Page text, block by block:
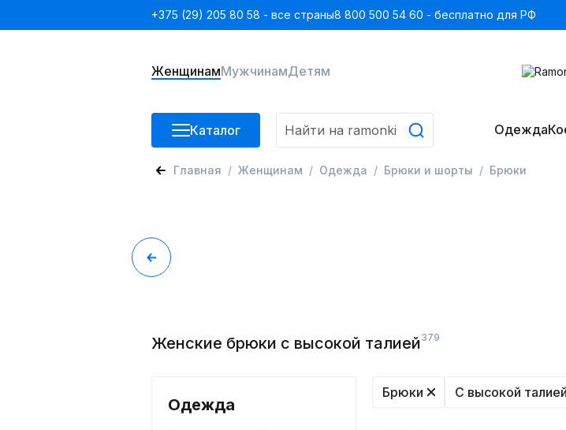
+375 (29) 205 80 58 - все страны8 800 500 54 60 - бесплатно для РФ
ЖенщинамМужчинамДетям
Каталог Одежда
Главная Женщинам Одежда Брюки и шорты Брюки
Женские брюки с высокой талией379
Одежда
Брюки С высокой талией